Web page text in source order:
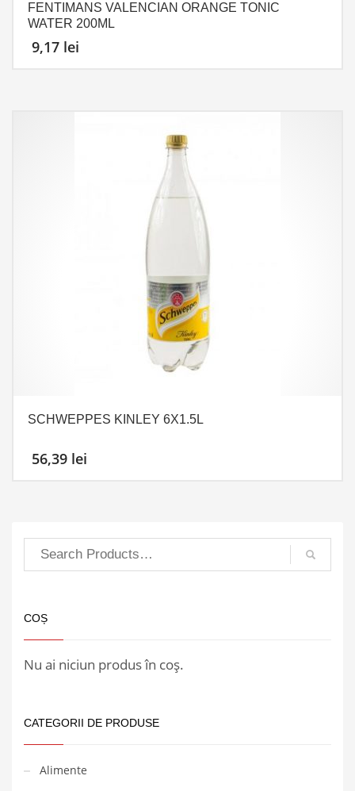
FENTIMANS VALENCIAN ORANGE TONIC
WATER 200ML
9,17 lei
SCHWEPPES KINLEY 6X1.5L
56,39 lei
COȘ
Nu ai niciun produs în coș.
CATEGORII DE PRODUSE
Alimente